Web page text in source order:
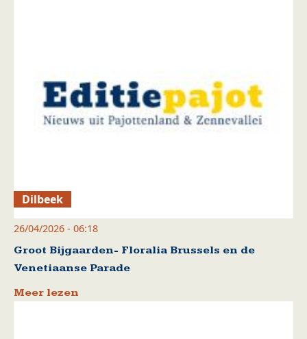
Dilbeek
26/04/2026 - 06:18
Groot Bijgaarden- Floralia Brussels en de
Venetiaanse Parade
Meer lezen